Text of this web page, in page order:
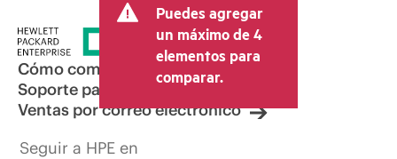
Puedes agregar
un máximo de 4
elementos para
comparar.
Cómo comprar
Soporte para productos
Ventas por correo electrónico
Seguir a HPE en